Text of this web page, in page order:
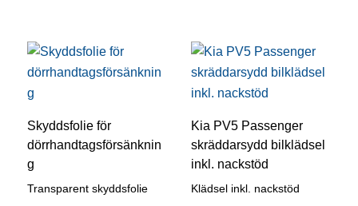
väljas
produktsidan
Skyddsfolie för
dörrhandtagsförsänknin
g
Transparent skyddsfolie
Kia PV5 Passenger
skräddarsydd bilklädsel
inkl. nackstöd
Klädsel inkl. nackstöd